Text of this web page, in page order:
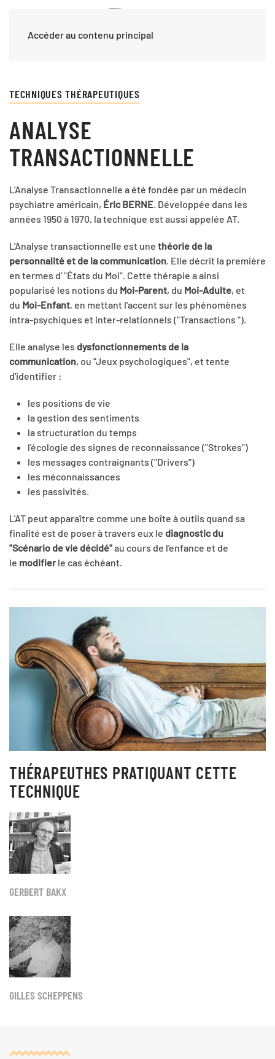
Accéder au contenu principal
TECHNIQUES THÉRAPEUTIQUES
ANALYSE
TRANSACTIONNELLE
L'Analyse Transactionnelle a été fondée par un médecin
psychiatre américain, Éric BERNE. Développée dans les
années 1950 à 1970, la technique est aussi appelée AT.
L'Analyse transactionnelle est une théorie de la
personnalité et de la communication. Elle décrit la première
en termes d' "États du Moi". Cette thérapie a ainsi
popularisé les notions du Moi-Parent, du Moi-Adulte, et
du Moi-Enfant, en mettant l'accent sur les phénomènes
intra-psychiques et inter-relationnels ("Transactions ").
Elle analyse les dysfonctionnements de la
communication, ou "Jeux psychologiques", et tente
d'identifier :
les positions de vie
la gestion des sentiments
la structuration du temps
l'écologie des signes de reconnaissance ("Strokes")
les messages contraignants ("Drivers")
les méconnaissances
les passivités.
L'AT peut apparaître comme une boîte à outils quand sa
finalité est de poser à travers eux le diagnostic du
"Scénario de vie décidé"au cours de l'enfance et de
le modifier le cas échéant.
THÉRAPEUTHES PRATIQUANT CETTE
TECHNIQUE
GERBERT BAKX
GILLES SCHEPPENS